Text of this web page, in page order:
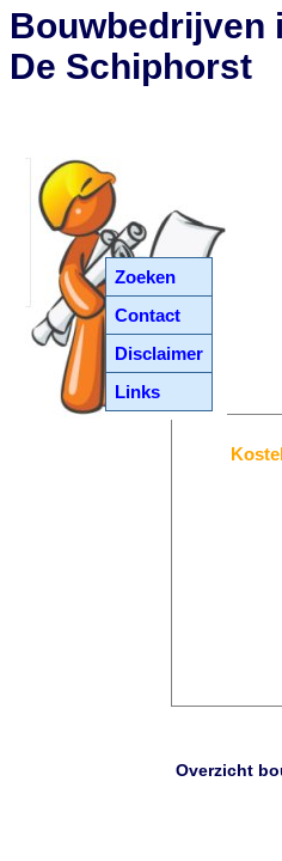
Zoeken
Contact
Disclaimer
Links
Bouwbedrijven
De Schiphorst
Overzicht